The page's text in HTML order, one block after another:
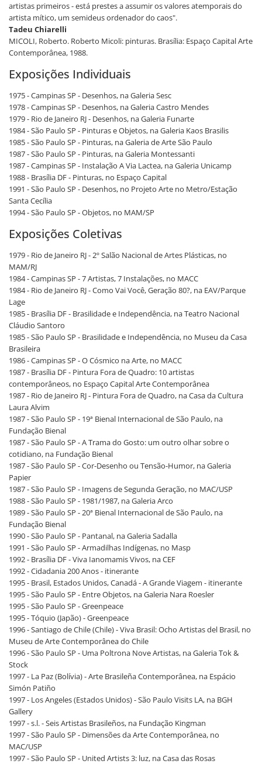
artistas primeiros - está prestes a assumir os valores atemporais do
artista mítico, um semideus ordenador do caos".
Tadeu Chiarelli
MICOLI, Roberto. Roberto Micoli: pinturas. Brasília: Espaço Capital Arte
Contemporânea, 1988.
Exposições Individuais
1975 - Campinas SP - Desenhos, na Galeria Sesc
1978 - Campinas SP - Desenhos, na Galeria Castro Mendes
1979 - Rio de Janeiro RJ - Desenhos, na Galeria Funarte
1984 - São Paulo SP - Pinturas e Objetos, na Galeria Kaos Brasilis
1985 - São Paulo SP - Pinturas, na Galeria de Arte São Paulo
1987 - São Paulo SP - Pinturas, na Galeria Montessanti
1987 - Campinas SP - Instalação A Via Lactea, na Galeria Unicamp
1988 - Brasília DF - Pinturas, no Espaço Capital
1991 - São Paulo SP - Desenhos, no Projeto Arte no Metro/Estação
Santa Cecília
1994 - São Paulo SP - Objetos, no MAM/SP
Exposições Coletivas
1979 - Rio de Janeiro RJ - 2º Salão Nacional de Artes Plásticas, no
MAM/RJ
1984 - Campinas SP - 7 Artistas, 7 Instalações, no MACC
1984 - Rio de Janeiro RJ - Como Vai Você, Geração 80?, na EAV/Parque
Lage
1985 - Brasília DF - Brasilidade e Independência, na Teatro Nacional
Cláudio Santoro
1985 - São Paulo SP - Brasilidade e Independência, no Museu da Casa
Brasileira
1986 - Campinas SP - O Cósmico na Arte, no MACC
1987 - Brasília DF - Pintura Fora de Quadro: 10 artistas
contemporâneos, no Espaço Capital Arte Contemporânea
1987 - Rio de Janeiro RJ - Pintura Fora de Quadro, na Casa da Cultura
Laura Alvim
1987 - São Paulo SP - 19ª Bienal Internacional de São Paulo, na
Fundação Bienal
1987 - São Paulo SP - A Trama do Gosto: um outro olhar sobre o
cotidiano, na Fundação Bienal
1987 - São Paulo SP - Cor-Desenho ou Tensão-Humor, na Galeria
Papier
1987 - São Paulo SP - Imagens de Segunda Geração, no MAC/USP
1988 - São Paulo SP - 1981/1987, na Galeria Arco
1989 - São Paulo SP - 20ª Bienal Internacional de São Paulo, na
Fundação Bienal
1990 - São Paulo SP - Pantanal, na Galeria Sadalla
1991 - São Paulo SP - Armadilhas Indígenas, no Masp
1992 - Brasília DF - Viva Ianomamis Vivos, na CEF
1992 - Cidadania 200 Anos - itinerante
1995 - Brasil, Estados Unidos, Canadá - A Grande Viagem - itinerante
1995 - São Paulo SP - Entre Objetos, na Galeria Nara Roesler
1995 - São Paulo SP - Greenpeace
1995 - Tóquio (Japão) - Greenpeace
1996 - Santiago de Chile (Chile) - Viva Brasil: Ocho Artistas del Brasil, no
Museu de Arte Contemporânea do Chile
1996 - São Paulo SP - Uma Poltrona Nove Artistas, na Galeria Tok &
Stock
1997 - La Paz (Bolívia) - Arte Brasileña Contemporânea, na Espácio
Simón Patiño
1997 - Los Angeles (Estados Unidos) - São Paulo Visits LA, na BGH
Gallery
1997 - s.l. - Seis Artistas Brasileños, na Fundação Kingman
1997 - São Paulo SP - Dimensões da Arte Contemporânea, no
MAC/USP
1997 - São Paulo SP - United Artists 3: luz, na Casa das Rosas